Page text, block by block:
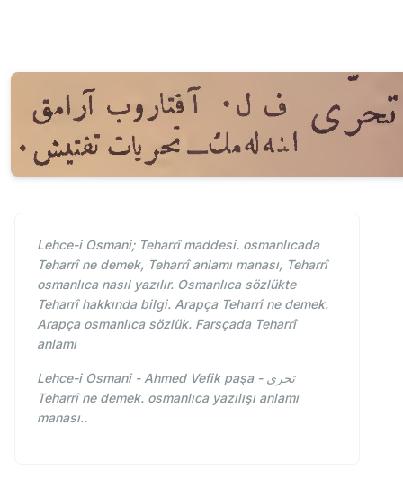
Lehce-i Osmani; Teharrî maddesi. osmanlıcada
Teharrî ne demek, Teharrî anlamı manası, Teharrî
osmanlıca nasıl yazılır. Osmanlıca sözlükte
Teharrî hakkında bilgi. Arapça Teharrî ne demek.
Arapça osmanlıca sözlük. Farsçada Teharrî
anlamı
Lehce-i Osmani - Ahmed Vefik paşa - تحری
Teharrî ne demek. osmanlıca yazılışı anlamı
manası..